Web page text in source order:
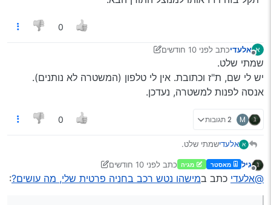
0
א אלעדיכתב לפני 10 חודשים
נערך לאחרונה על ידי אלעדי
שמתי שלט.
יש לי שם, ת"ז וכתובת. אין לי טלפון (המשטרה לא נותנים).
אנסה לפנות למשטרה, נעדכן.
M 2 תגובות 0
א אלעדישמתי שלט.
אנסה לפנות למשטרה, נעדכן.
מנותק
גיל מאסטר מגיה כתבלפני 10 חודשים
נערך לאחרונה על ידי גיל
@אלעדי כתב במישהו נטש רכב בחניה פרטית שלי, מה עושים?: